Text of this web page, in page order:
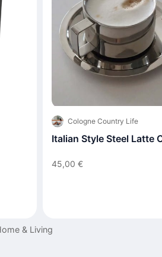
Cologne Country Life
Italian Style Steel Latte
45,00 €
& Living